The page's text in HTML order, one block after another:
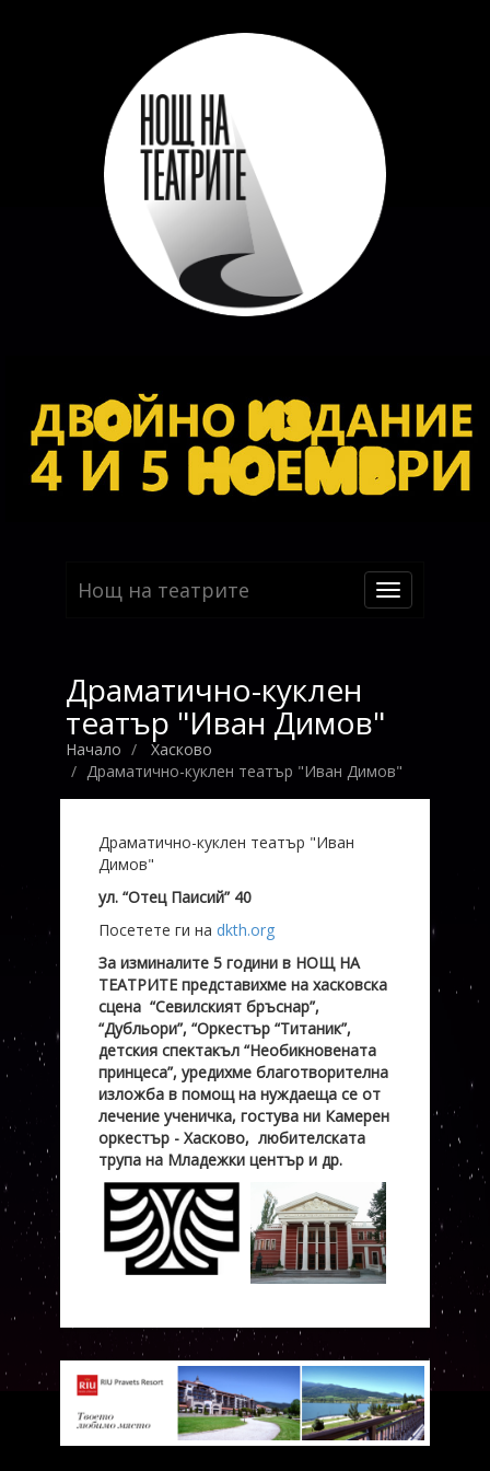
Toggle
Нощ на театрите
Драматично-куклен
театър "Иван Димов"
Начало
Хасково
Драматично-куклен театър "Иван Димов"
Драматично-куклен театър "Иван
Димов"
ул. “Отец Паисий” 40
Посетете ги на dkth.org
За изминалите 5 години в НОЩ НА
ТЕАТРИТЕ представихме на хасковска
сцена “Севилският бръснар”,
“Дубльори”, “Оркестър “Титаник”,
детския спектакъл “Необикновената
принцеса”, уредихме благотворителна
изложба в помощ на нуждаеща се от
лечение ученичка, гостува ни Камерен
оркестър - Хасково, любителската
трупа на Младежки център и др.